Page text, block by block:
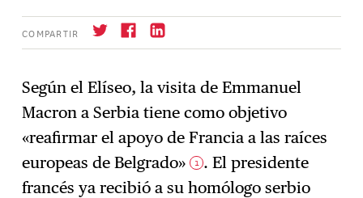
COMPARTIR
→ Suscríbase
Según el Elíseo, la visita de Emmanuel
Macron a Serbia tiene como objetivo
«reafirmar el apoyo de Francia a las raíces
europeas de Belgrado» 1 . El presidente
francés ya recibió a su homólogo serbio